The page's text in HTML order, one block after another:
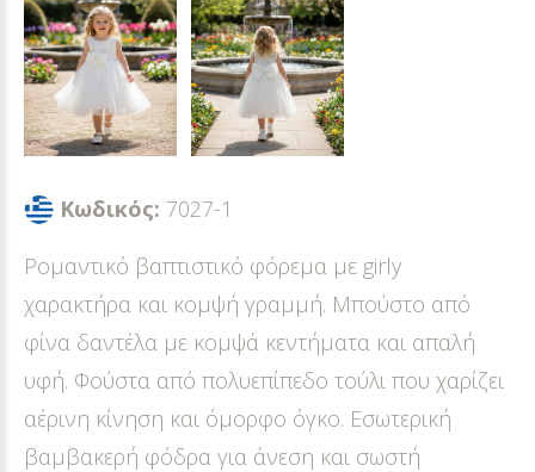
Κωδικός: 7027-1
Ρομαντικό βαπτιστικό φόρεμα με girly
χαρακτήρα και κομψή γραμμή. Μπούστο από
φίνα δαντέλα με κομψά κεντήματα και απαλή
υφή. Φούστα από πολυεπίπεδο τούλι που χαρίζει
αέρινη κίνηση και όμορφο όγκο. Εσωτερική
βαμβακερή φόδρα για άνεση και σωστή